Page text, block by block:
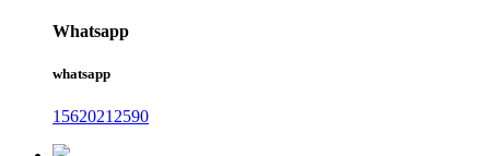
Whatsapp
whatsapp
15620212590